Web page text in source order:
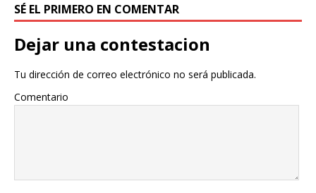
SÉ EL PRIMERO EN COMENTAR
Dejar una contestacion
Tu dirección de correo electrónico no será publicada.
Comentario